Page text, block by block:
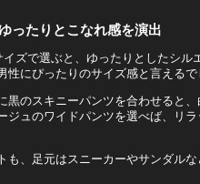
ったりとこなれ感を演出
ズで選ぶと、ゆったりとしたシ
性にぴったりのサイズ感と言えるで
黒のスキニーパンツを合わせると
ジュのワイドパンツを選べば、リ
も、足元はスニーカーやサンダル